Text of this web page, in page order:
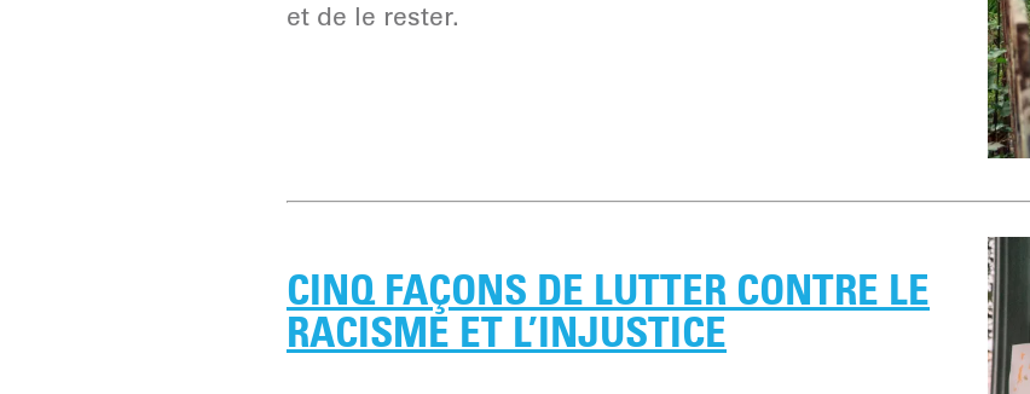
et de le rester.
CINQ FAÇONS DE LUTTER CONTRE LE
RACISME ET L’INJUSTICE